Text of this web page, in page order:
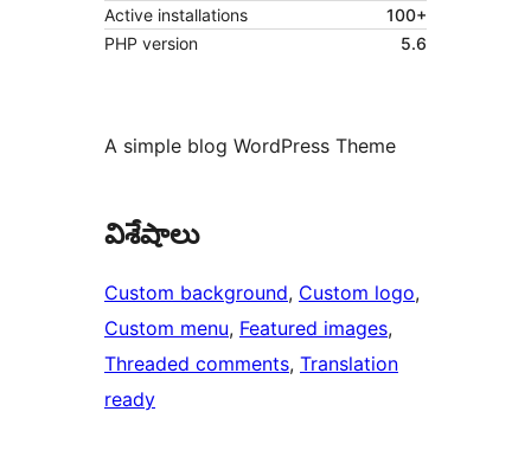
Active installations
100+
PHP version
5.6
A simple blog WordPress Theme
విశేషాలు
Custom background, Custom logo
Custom menu, Featured images
Threaded comments, Translation
ready